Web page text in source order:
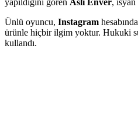
yapıldığını gören Aslı Enver, isyan
Ünlü oyuncu, Instagram
ürünle hiçbir ilgim yoktur. Hukuki
kullandı.